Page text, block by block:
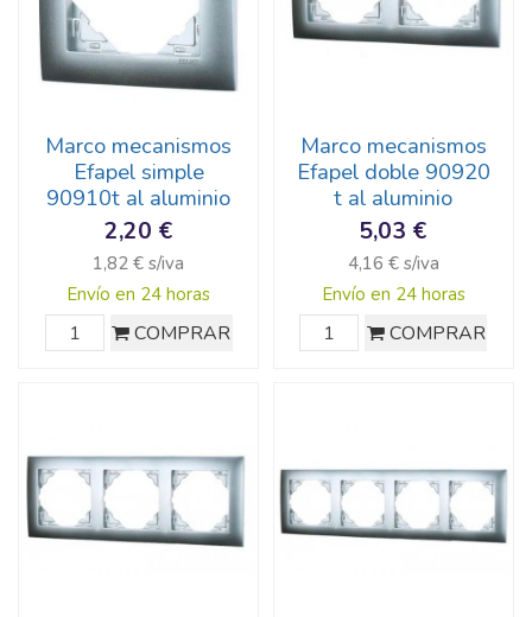
Marco mecanismos
Efapel simple
90910t al aluminio
2,20 €
1,82 € s/iva
Envío en 24 horas
COMPRAR
Marco mecanismos
Efapel doble 90920
t al aluminio
5,03 €
4,16 € s/iva
Envío en 24 horas
COMPRAR